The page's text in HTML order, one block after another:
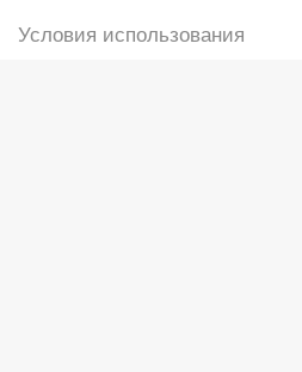
Условия использования